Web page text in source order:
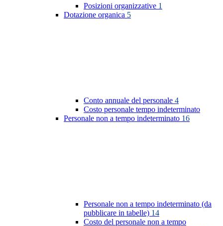
Posizioni organizzative 1
Dotazione organica 5
Conto annuale del personale 4
Costo personale tempo indeterminato
Personale non a tempo indeterminato 16
Personale non a tempo indeterminato (da
pubblicare in tabelle) 14
Costo del personale non a tempo